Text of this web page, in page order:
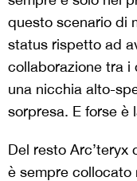
questo scenario di
status rispetto ad
collaborazione tra
una nicchia alto-
sorpresa. E forse è
Del resto Arc’teryx
è sempre collocato